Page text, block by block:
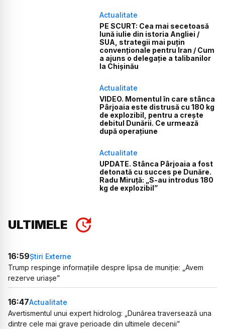
Actualitate
PE SCURT: Cea mai secetoasă
lună iulie din istoria Angliei /
SUA, strategii mai puțin
convenționale pentru Iran / Cum
a ajuns o delegație a talibanilor
la Chișinău
Actualitate
VIDEO. Momentul în care stânca
Pârjoaia este distrusă cu 180 kg
de explozibil, pentru a crește
debitul Dunării. Ce urmează
după operațiune
Actualitate
UPDATE. Stânca Pârjoaia a fost
detonată cu succes pe Dunăre.
Radu Miruță: „S-au introdus 180
kg de explozibil”
ULTIMELE
16:59Știri Externe
Trump respinge informațiile despre lipsa de muniție: „Avem
rezerve uriașe”
16:47Actualitate
Avertismentul unui expert hidrolog: „Dunărea traversează una
dintre cele mai grave perioade din ultimele decenii”